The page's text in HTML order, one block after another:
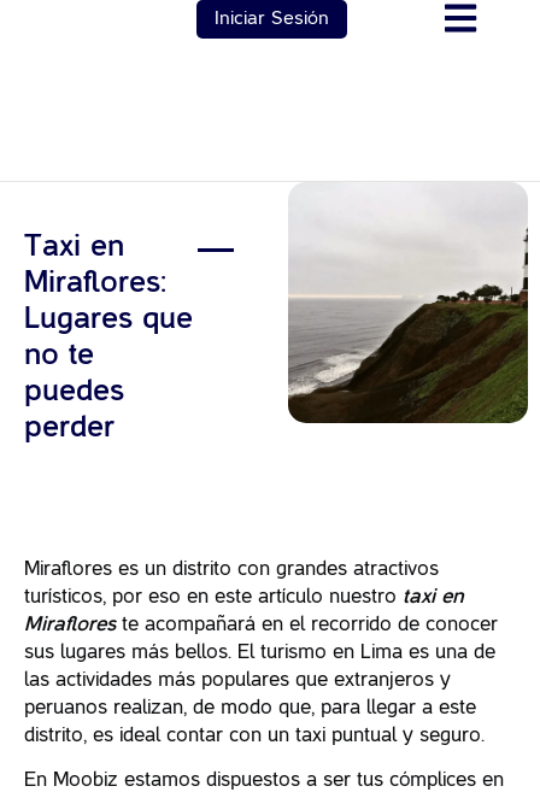
Iniciar Sesión
Taxi en
Miraflores:
Lugares que
no te
puedes
perder
Miraflores es un distrito con grandes atractivos
turísticos, por eso en este artículo nuestro taxi en
Mirafloreste acompañará en el recorrido de conocer
sus lugares más bellos. El turismo en Lima es una de
las actividades más populares que extranjeros y
peruanos realizan, de modo que, para llegar a este
distrito, es ideal contar con un taxi puntual y seguro.
En Moobiz estamos dispuestos a ser tus cómplices en